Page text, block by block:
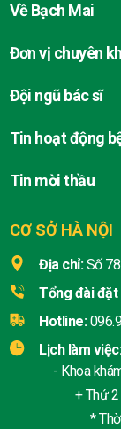
CƠ SỞ HÀ NỘI
Địa chỉ: Số
Tổng đài đặt
Hotline:
Lịch làm
- Khoa
+ Thứ 2
* Thời
Về Bạch Mai
Đơn vị chuyên
Đội ngũ bác sĩ
Tin hoạt động
Tin mời thầu